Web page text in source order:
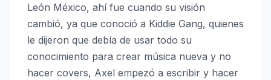
León México, ahí fue cuando su visión
cambió, ya que conoció a Kiddie Gang, quienes
le dijeron que debía de usar todo su
conocimiento para crear música nueva y no
hacer covers, Axel empezó a escribir y hacer